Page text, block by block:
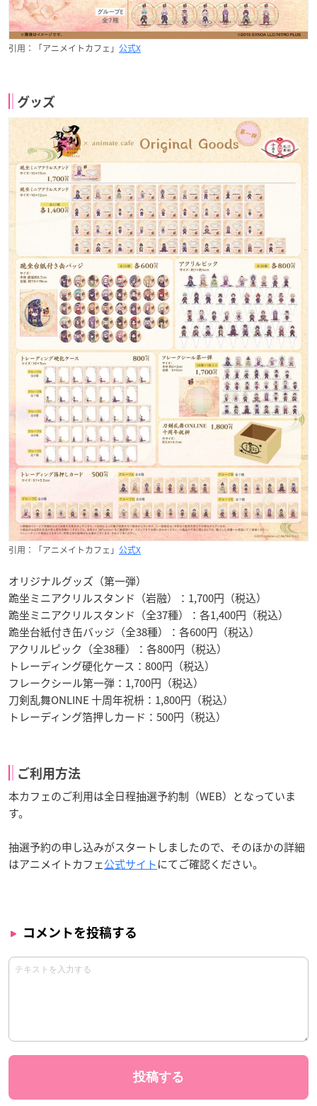
引用：「アニメイトカフェ」 公式X
グッズ
引用：「アニメイトカフェ」 公式X
オリジナルグッズ（第一弾）
跪坐ミニアクリルスタンド（岩融）：1,700円（税込）
跪坐ミニアクリルスタンド（全37種）：各1,400円（税込）
跪坐台紙付き缶バッジ（全38種）：各600円（税込）
アクリルピック（全38種）：各800円（税込）
トレーディング硬化ケース：800円（税込）
フレークシール第一弾：1,700円（税込）
刀剣乱舞ONLINE 十周年祝枡：1,800円（税込）
トレーディング箔押しカード：500円（税込）
ご利用方法
本カフェのご利用は全日程抽選予約制（WEB）となっていま
す。
抽選予約の申し込みがスタートしましたので、そのほかの詳細
はアニメイトカフェ公式サイトにてご確認ください。
コメントを投稿する